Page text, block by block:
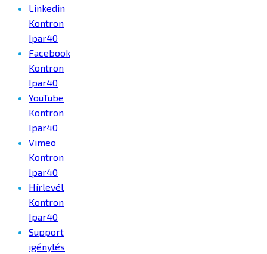
Linkedin
Kontron
Ipar40
Facebook
Kontron
Ipar40
YouTube
Kontron
Ipar40
Vimeo
Kontron
Ipar40
Hírlevél
Kontron
Ipar40
Support
igénylés